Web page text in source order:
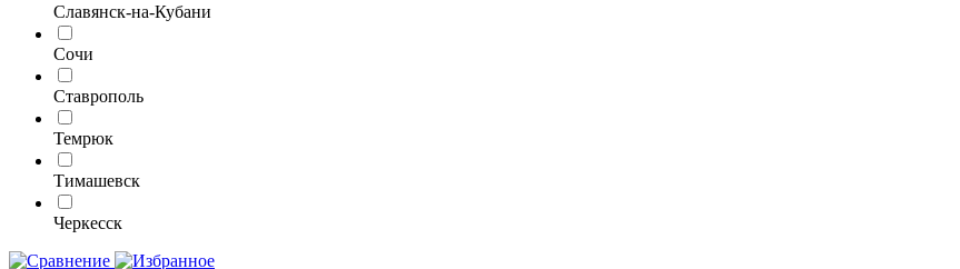
Славянск-на-Кубани
Сочи
Ставрополь
Темрюк
Тимашевск
Черкесск